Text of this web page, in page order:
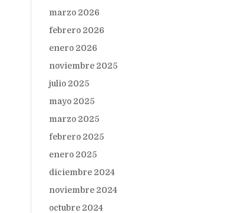
marzo 2026
febrero 2026
enero 2026
noviembre 2025
julio 2025
mayo 2025
marzo 2025
febrero 2025
enero 2025
diciembre 2024
noviembre 2024
octubre 2024